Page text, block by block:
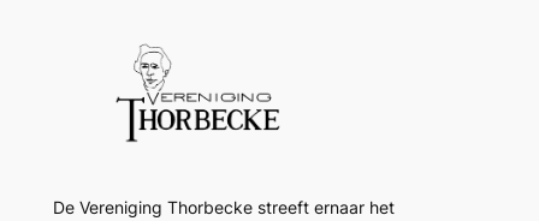
De Vereniging Thorbecke streeft ernaar het